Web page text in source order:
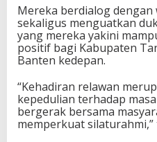
Mereka berdialog
sekaligus menguatkan
yang mereka yakini
positif bagi Kabupaten
Banten kedepan.
“Kehadiran relawan
kepedulian terhadap
bergerak bersama
memperkuat